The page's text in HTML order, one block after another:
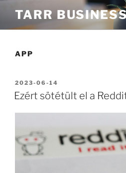
TARR
APP
BEKÜLDVE:
2023-06-14
Ezért sötétült el a